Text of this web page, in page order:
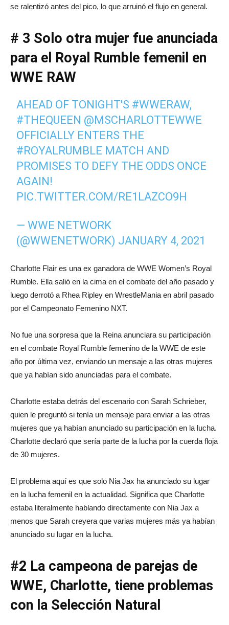
se ralentizó antes del pico, lo que arruinó el flujo en general.
# 3 Solo otra mujer fue anunciada
para el Royal Rumble femenil en
WWE RAW
AHEAD OF TONIGHT'S #WWERAW,
#THEQUEEN @MSCHARLOTTEWWE
OFFICIALLY ENTERS THE
#ROYALRUMBLE MATCH AND
PROMISES TO DEFY THE ODDS ONCE
AGAIN!
PIC.TWITTER.COM/RE1LAZCO9H
— WWE NETWORK
(@WWENETWORK) JANUARY 4, 2021
Charlotte Flair es una ex ganadora de WWE Women’s Royal
Rumble. Ella salió en la cima en el combate del año pasado y
luego derrotó a Rhea Ripley en WrestleMania en abril pasado
por el Campeonato Femenino NXT.
No fue una sorpresa que la Reina anunciara su participación
en el combate Royal Rumble femenino de la WWE de este
año por última vez, enviando un mensaje a las otras mujeres
que ya habían sido anunciadas para el combate.
Charlotte estaba detrás del escenario con Sarah Schrieber,
quien le preguntó si tenía un mensaje para enviar a las otras
mujeres que ya habían anunciado su participación en la lucha.
Charlotte declaró que sería parte de la lucha por la cuerda floja
de 30 mujeres.
El problema aquí es que solo Nia Jax ha anunciado su lugar
en la lucha femenil en la actualidad. Significa que Charlotte
estaba literalmente hablando directamente con Nia Jax a
menos que Sarah creyera que varias mujeres más ya habían
anunciado su lugar en la lucha.
#2 La campeona de parejas de
WWE, Charlotte, tiene problemas
con la Selección Natural